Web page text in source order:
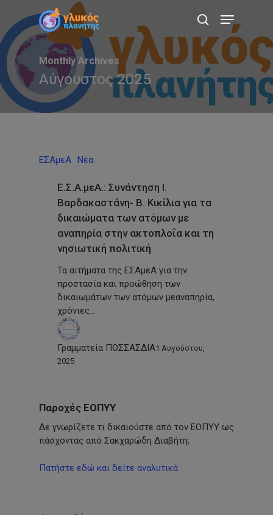
main
content
search
Menu
Monthly Archives
Αύγουστος 2025
ΕΣΑμεΑ Νέα
Ε.Σ.Α.μεΑ.: Συνάντηση Ι.
Βαρδακαστάνη- Β. Κικίλια για τα
δικαιώματα των ατόμων με
αναπηρία στην ακτοπλοΐα και τη
νησιωτική πολιτική
Τα αιτήματα της ΕΣΑμεΑ για την
προστασία και προώθηση των
δικαιωμάτων των ατόμων μεαναπηρία,
χρόνιες…
Γραμματεία ΠΟΣΣΑΣΔΙΑ1 Αυγούστου,
2025
Παροχές ΕΟΠΥΥ
Δε γνωρίζετε τι δικαιούστε από τον ΕΟΠΥΥ ως
πάσχοντας από Σακχαρώδη Διαβήτη;
Πατήστε εδώ και δείτε αναλυτικά